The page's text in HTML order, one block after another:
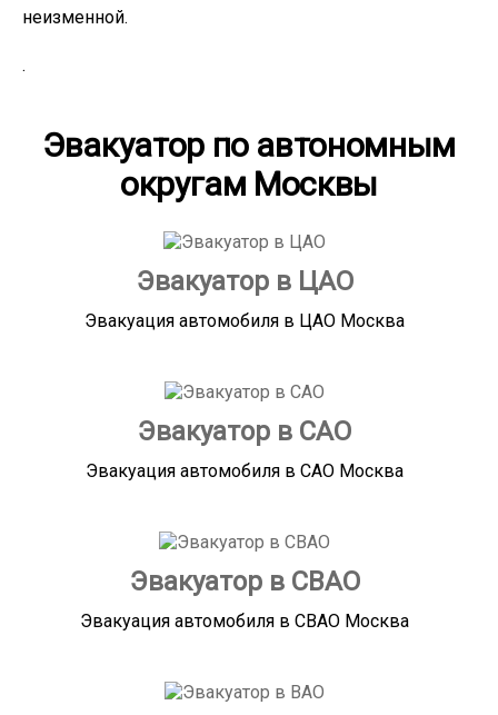
неизменной.
.
Эвакуатор по автономным
округам Москвы
Эвакуатор в ЦАО
Эвакуация автомобиля в ЦАО Москва
Эвакуатор в САО
Эвакуация автомобиля в САО Москва
Эвакуатор в СВАО
Эвакуация автомобиля в СВАО Москва